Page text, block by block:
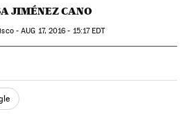
JIMÉNEZ CANO
-AUG 17, 2016 - 15:17EDT
Twitter
Redes Sociales